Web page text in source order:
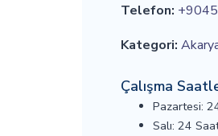
Telefon:
Kategori:
Çalışma
Pazartesi:
Salı: 24